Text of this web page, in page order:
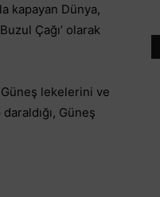
kapayan Dünya,
Çağı’ olarak
lekelerini ve
Güneş